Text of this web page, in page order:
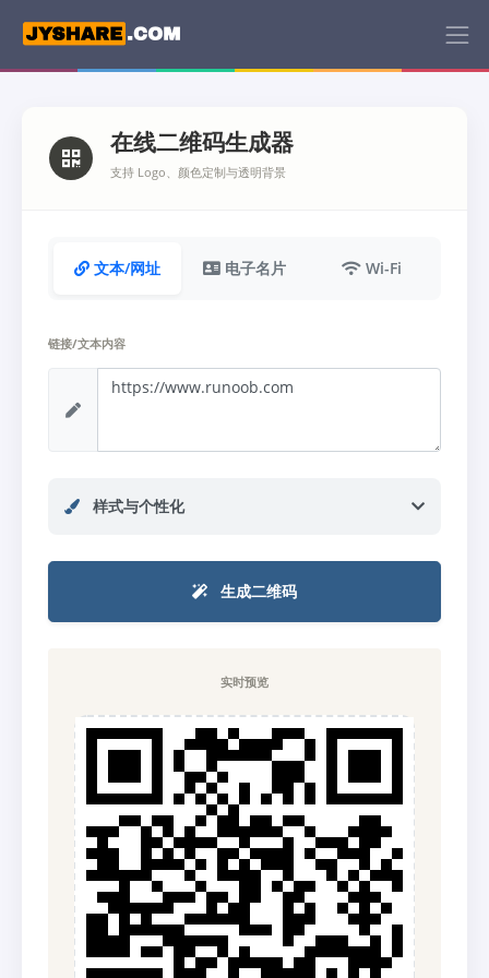
在线二维码生成器
支持 Logo、颜色定制与透明背景
文本/网址 电子名片 Wi-Fi
链接/文本内容
样式与个性化
生成二维码
实时预览